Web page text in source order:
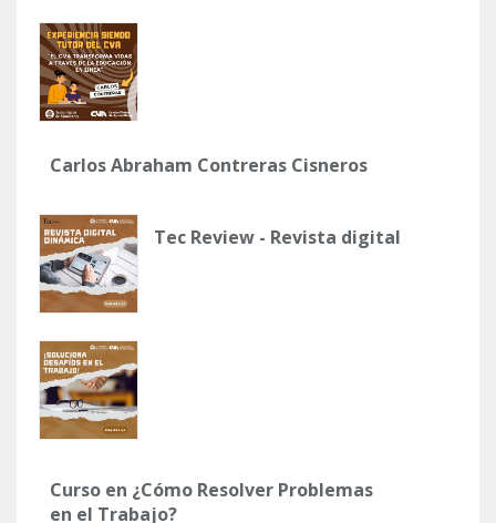
Carlos Abraham Contreras Cisneros
Tec Review - Revista digital
Curso en ¿Cómo Resolver Problemas
en el Trabajo?